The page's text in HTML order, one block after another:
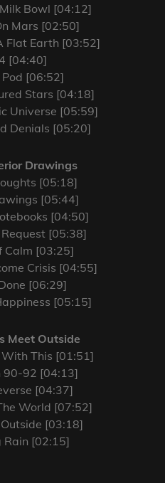
Bowl [04:12]
Mars [02:50]
Flat Earth [03:52]
[04:40]
Pod [06:52]
Stars [04:18]
Universe [05:59]
Denials [05:20]
Drawings
[05:18]
[05:44]
[04:50]
[05:38]
Calm [03:25]
Crisis [04:55]
[06:29]
[05:15]
Meet Outside
This [01:51]
90-92 [04:13]
[04:37]
World [07:52]
[03:18]
Rain [02:15]